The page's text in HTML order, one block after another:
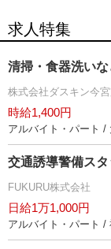
求人特集
清掃・食器洗い
株式会社ダスキン今
時給1,400円
アルバイト・パート /
交通誘導警備スタ
FUKURU株式会社
日給1万1,000円
アルバイト・パート /